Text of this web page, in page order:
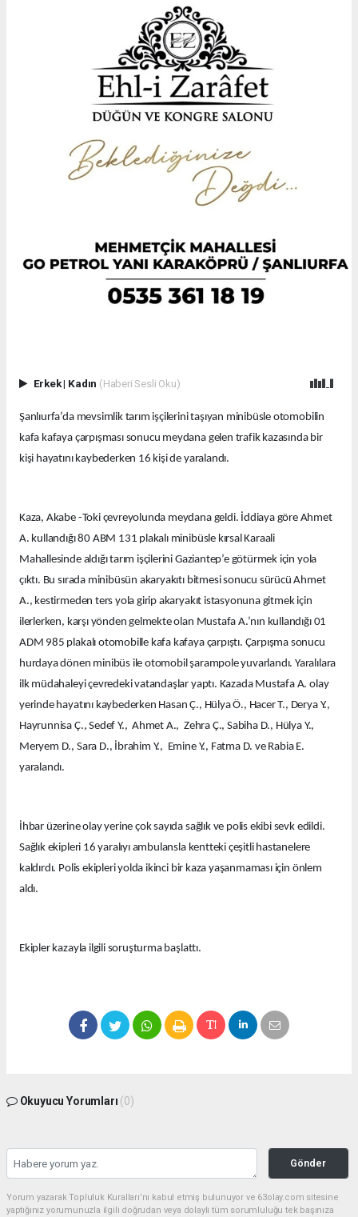
Erkek| Kadın (Haberi Sesli Oku)
Şanlıurfa’da mevsimlik tarım işçilerini taşıyan minibüsle otomobilin
kafa kafaya çarpışması sonucu meydana gelen trafik kazasında bir
kişi hayatını kaybederken 16 kişi de yaralandı.
Kaza, Akabe -Toki çevreyolunda meydana geldi. İddiaya göre Ahmet
A. kullandığı 80 ABM 131 plakalı minibüsle kırsal Karaali
Mahallesinde aldığı tarım işçilerini Gaziantep’e götürmek için yola
çıktı. Bu sırada minibüsün akaryakıtı bitmesi sonucu sürücü Ahmet
A., kestirmeden ters yola girip akaryakıt istasyonuna gitmek için
ilerlerken, karşı yönden gelmekte olan Mustafa A.’nın kullandığı 01
ADM 985 plakalı otomobille kafa kafaya çarpıştı. Çarpışma sonucu
hurdaya dönen minibüs ile otomobil şarampole yuvarlandı. Yaralılara
ilk müdahaleyi çevredeki vatandaşlar yaptı. Kazada Mustafa A. olay
yerinde hayatını kaybederken Hasan Ç., Hülya Ö., Hacer T., Derya Y.,
Hayrunnisa Ç., Sedef Y., Ahmet A., Zehra Ç., Sabiha D., Hülya Y.,
Meryem D., Sara D., İbrahim Y., Emine Y., Fatma D. ve Rabia E.
yaralandı.
İhbar üzerine olay yerine çok sayıda sağlık ve polis ekibi sevk edildi.
Sağlık ekipleri 16 yaralıyı ambulansla kentteki çeşitli hastanelere
kaldırdı. Polis ekipleri yolda ikinci bir kaza yaşanmaması için önlem
aldı.
Ekipler kazayla ilgili soruşturma başlattı.
Okuyucu Yorumları (0)
Gönder
Yorum yazarak Topluluk Kuralları’nı kabul etmiş bulunuyor ve 63olay.com sitesine
yaptığınız yorumunuzla ilgili doğrudan veya dolaylı tüm sorumluluğu tek başınıza